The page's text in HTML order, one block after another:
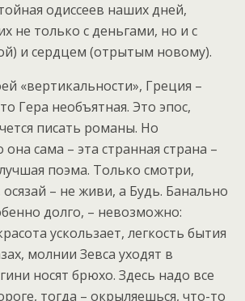
одиссеев наших дней,
не только с деньгами, но и с
и сердцем (отрытым новому).
«вертикальности», Греция –
Гера необъятная. Это эпос,
писать романы. Но
сама – эта странная страна –
поэма. Только смотри,
– не живи, а Будь. Банально
долго, – невозможно:
ускользает, легкость бытия
молнии Зевса уходят в
носят брюхо. Здесь надо все
тогда – окрыляешься, что-то